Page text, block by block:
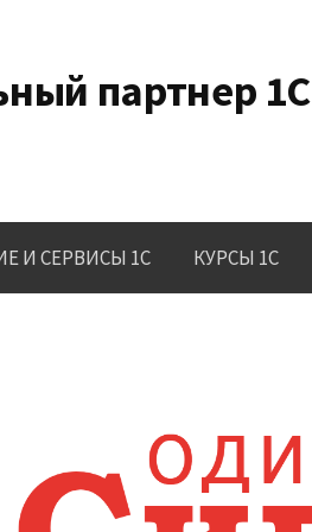
партнер 1С
И СЕРВИСЫ 1C КУРСЫ 1С